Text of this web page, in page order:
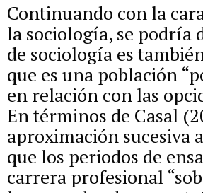
Continuando con la
la sociología, se podría
de sociología es
que es una población
en relación con las
En términos de Casal
aproximación sucesiva
que los periodos de
carrera profesional